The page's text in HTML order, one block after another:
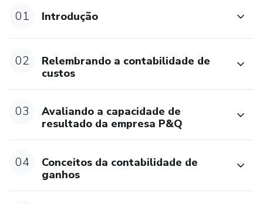
01 Introdução
02
Relembrando a contabilidade de
custos
03
Avaliando a capacidade de
resultado da empresa P&Q
04
Conceitos da contabilidade de
ganhos